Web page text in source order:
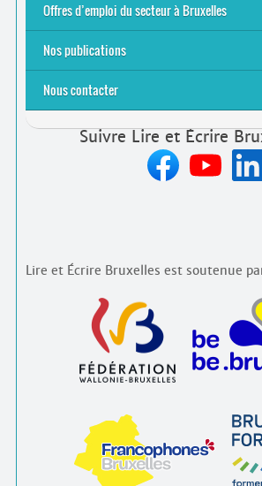
2021
2024
2025
Offres d’emploi du secteur à Bruxelles
Emplois rémunérés
Bénévolat
Candidature spontanée à Lire et Écrire
Nos publications
Nous contacter
Suivre Lire et Écrire
Lire et Écrire Bruxelles est soutenue